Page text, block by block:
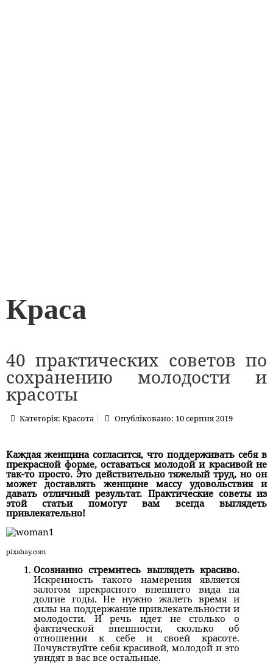
Краса
40 практических советов по
сохранению молодости и
красоты
Категорія:Красота Опубліковано: 10 серпня 2019
Каждая женщина согласится, что поддерживать себя в
прекрасной форме, оставаться молодой и красивой не
так-то просто. Это действительно тяжелый труд, но он
может доставлять женщине массу удовольствия и
давать отличный результат. Практические советы из
этой статьи помогут вам всегда выглядеть
привлекательно!
pixabay.com
Осознанно стремитесь выглядеть красиво.
Искренность такого намерения является
залогом прекрасного внешнего вида на
долгие годы. Не нужно жалеть время и
силы на поддержание привлекательности и
молодости. И речь идет не столько о
фактической внешности, сколько об
отношении к себе и своей красоте.
Почувствуйте себя красивой, молодой и это
увидят в вас все остальные.